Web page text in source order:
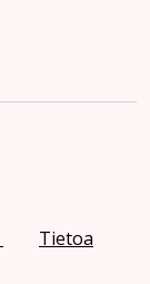
Tietoa